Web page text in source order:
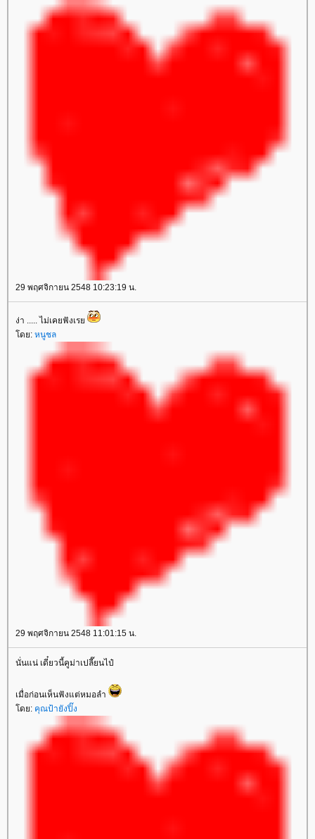
29 พฤศจิกายน 2548 10:23:19 น.
ง่า ..... ไม่เคยฟังเร
ดย: หนูชล
29 พฤศจิกายน 2548 11:01:15 น.
นั่นแน่ เดี๋ยวนี้คูม่าเปลี๊ยนไป๋
เมื่อก่อนเห็นฟังแต่หมอลำ
ดย: คุณป้ายังปิ๊ง